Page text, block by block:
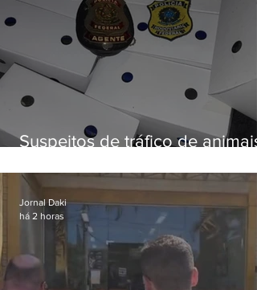
Suspeitos de tráfico de animais
aves
Jornal Daki
há 2 horas